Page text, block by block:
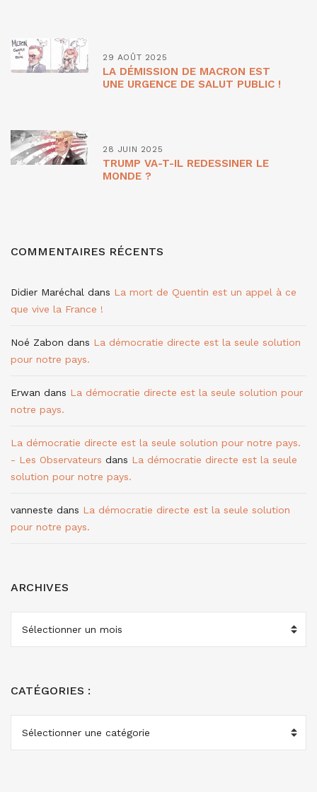
29 AOÛT 2025
LA DÉMISSION DE MACRON EST
UNE URGENCE DE SALUT PUBLIC !
28 JUIN 2025
TRUMP VA-T-IL REDESSINER LE
MONDE ?
COMMENTAIRES RÉCENTS
Didier Maréchal dans La mort de Quentin est un appel à ce
que vive la France !
Noé Zabon dans La démocratie directe est la seule solution
pour notre pays.
Erwan dans La démocratie directe est la seule solution pour
notre pays.
La démocratie directe est la seule solution pour notre pays.
- Les Observateurs dans La démocratie directe est la seule
solution pour notre pays.
vanneste dans La démocratie directe est la seule solution
pour notre pays.
ARCHIVES
ARCHIVES
CATÉGORIES :
CATÉGORIES